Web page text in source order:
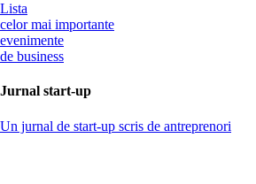
Lista
celor mai importante
evenimente
de business
Jurnal start-up
Un jurnal de start-up scris de antreprenori